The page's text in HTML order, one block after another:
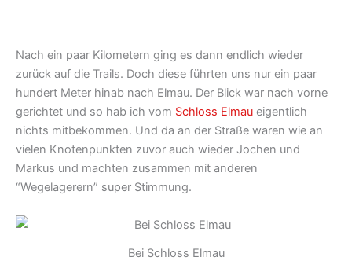
Nach ein paar Kilometern ging es dann endlich wieder
zurück auf die Trails. Doch diese führten uns nur ein paar
hundert Meter hinab nach Elmau. Der Blick war nach vorne
gerichtet und so hab ich vom Schloss Elmau eigentlich
nichts mitbekommen. Und da an der Straße waren wie an
vielen Knotenpunkten zuvor auch wieder Jochen und
Markus und machten zusammen mit anderen
“Wegelagerern” super Stimmung.
Bei Schloss Elmau